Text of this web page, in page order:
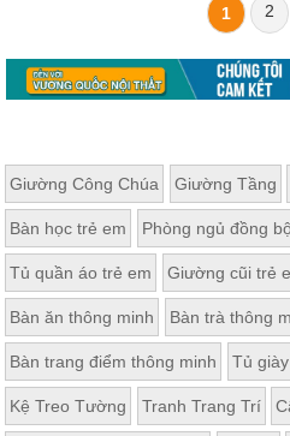
1 2
Giường Công Chúa Giường Tầng
Bàn học trẻ em Phòng ngủ đồng bộ
Tủ quần áo trẻ em Giường cũi trẻ
Bàn ăn thông minh Bàn trà thông
Bàn trang điểm thông minh Tủ
Kệ Treo Tường Tranh Trang Trí